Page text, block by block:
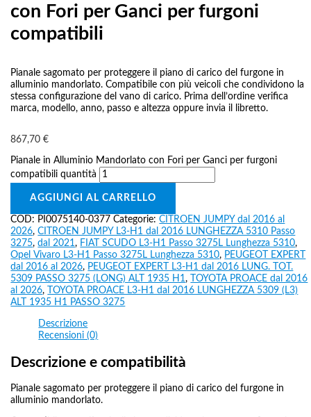
con Fori per Ganci per furgoni
compatibili
867,70€
Pianale sagomato per proteggere il piano di carico del furgone in
alluminio mandorlato. Compatibile con più veicoli che condividono la
stessa configurazione del vano di carico. Prima dell’ordine verifica
marca, modello, anno, passo e altezza oppure invia il libretto.
Pianale in Alluminio Mandorlato con Fori per Ganci per furgoni
compatibili quantità
AGGIUNGI AL CARRELLO
COD: PI0075140-0377 Categorie:CITROEN JUMPY dal 2016 al
2026,CITROEN JUMPY L3-H1 dal 2016 LUNGHEZZA 5310 Passo
3275,dal 2021, FIAT SCUDO L3-H1 Passo 3275L Lunghezza 5310,
Opel Vivaro L3-H1 Passo 3275L Lunghezza 5310, PEUGEOT EXPERT
dal 2016 al 2026, PEUGEOT EXPERT L3-H1 dal 2016 LUNG. TOT.
5309 PASSO 3275 (LONG) ALT 1935 H1,
TOYOTA PROACE dal 2016
al 2026,
TOYOTA PROACE L3-H1 dal 2016 LUNGHEZZA 5309 (L3)
ALT 1935 H1 PASSO 3275
Descrizione
Recensioni (0)
Descrizione e compatibilità
Pianale sagomato per proteggere il piano di carico del furgone in
alluminio mandorlato.